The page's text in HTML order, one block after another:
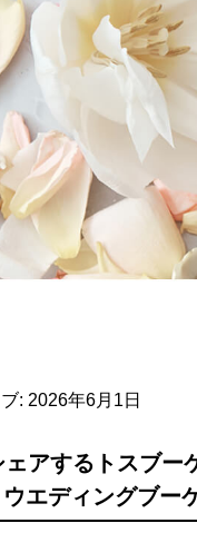
: 2026年6月1日
アするトスブー
エディングブー